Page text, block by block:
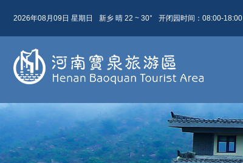
2026年08月09日 星期日 新乡 晴 22 ~ 30°
今天( 星期日)
22 ~ 30
东北风 4级
明天( 星期一)
23 ~ 31
阴
东北风 4级
后天( 星期二)
24 ~ 29
大雨
东北风 4级
开闭园时间：08:00-18:00